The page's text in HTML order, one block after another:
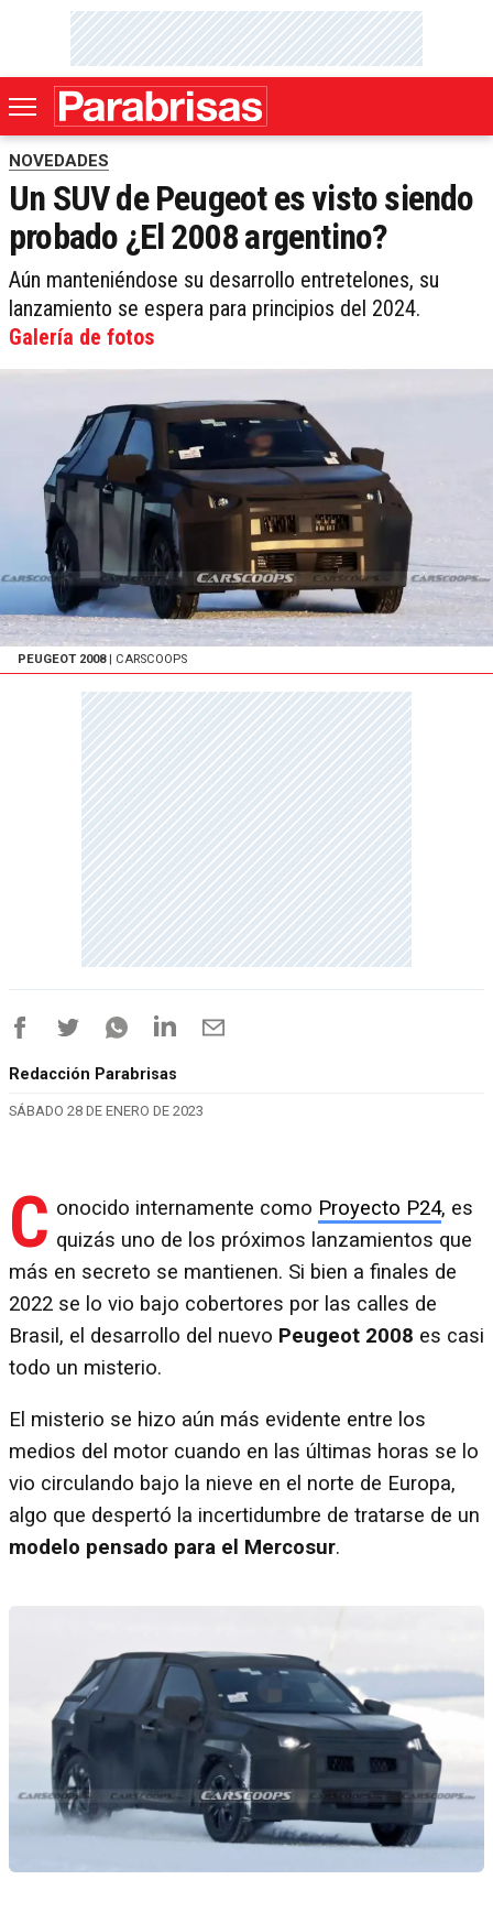
NOVEDADES
Un SUV de Peugeot es visto siendo
probado ¿El 2008 argentino?
Aún manteniéndose su desarrollo entretelones, su
lanzamiento se espera para principios del 2024.
Galería de fotos
PEUGEOT 2008| CARSCOOPS
Redacción Parabrisas
SÁBADO 28 DE ENERO DE 2023
C onocido internamente como Proyecto P24, es
quizás uno de los próximos lanzamientos que
más en secreto se mantienen. Si bien a finales de
2022 se lo vio bajo cobertores por las calles de
Brasil, el desarrollo del nuevo Peugeot 2008 es casi
todo un misterio.
El misterio se hizo aún más evidente entre los
medios del motor cuando en las últimas horas se lo
vio circulando bajo la nieve en el norte de Europa,
algo que despertó la incertidumbre de tratarse de un
modelo pensado para el Mercosur.